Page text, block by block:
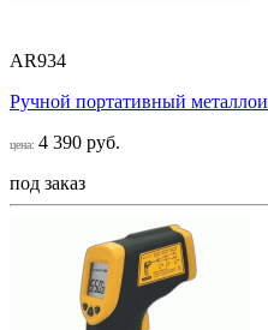
AR934
Ручной портативный
цена: 4 390 руб.
под заказ